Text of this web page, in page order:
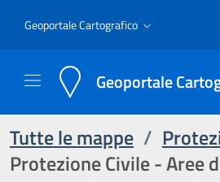
Geoportale Cartografico
Geoportale
Tutte le mappe /
Protezione Civile - Aree